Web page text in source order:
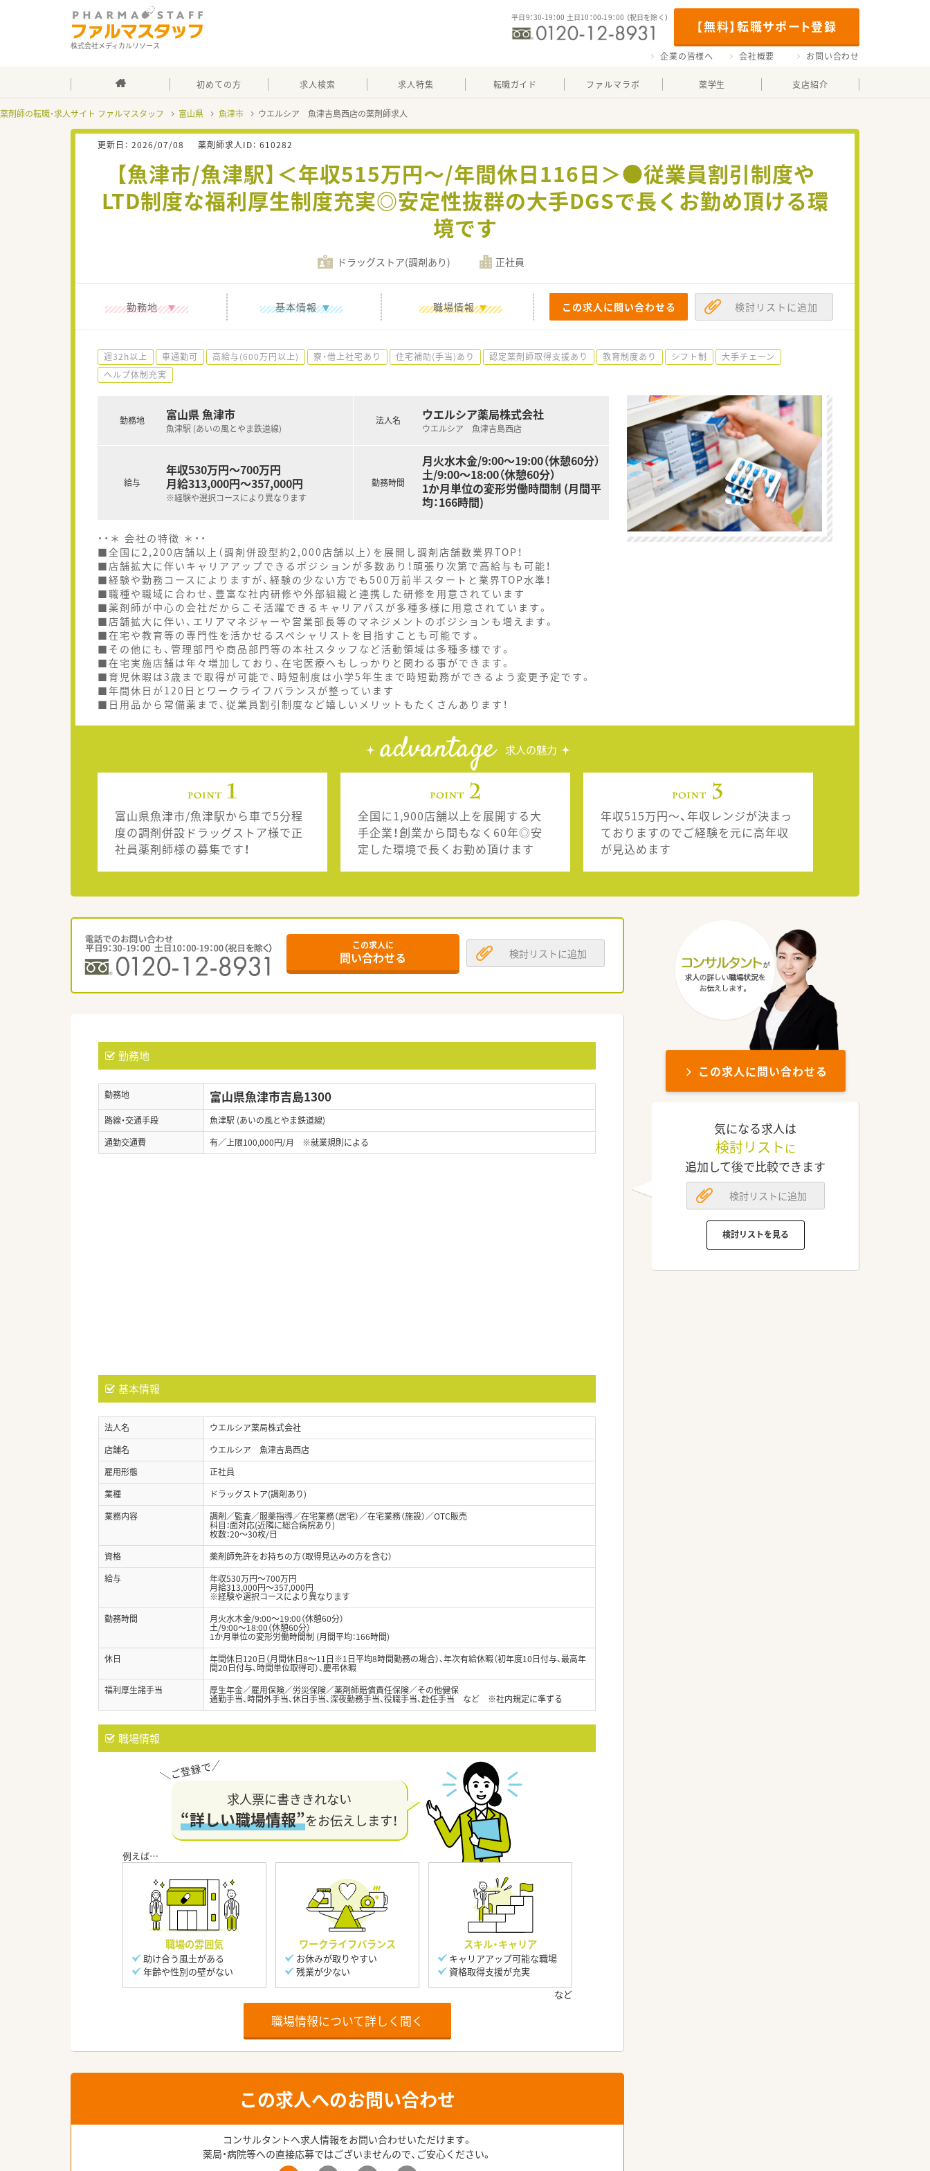
株式会社メディカルリソース
【無料】転職サポート登録
平日9：30-19：00 土日10：00-19：00 （祝日を除く）
企業の皆様へ 会社概要 お問い合わせ
初めての方 求人検索 求人特集 転職ガイド ファルマラボ 薬学生 支店紹介
薬剤師の転職・求人サイト ファルマスタッフ 富山県 魚津市 ウエルシア 魚津吉島西店の薬剤師求人
更新日： 2026/07/08 薬剤師求人ID： 610282
【魚津市/魚津駅】＜年収515万円～/年間休日116日＞●従業員割引制度や
LTD制度な福利厚生制度充実◎安定性抜群の大手DGSで長くお勤め頂ける環
境です
ドラッグストア(調剤あり) 正社員
勤務地 基本情報 職場情報 この求人に問い合わせる 検討リストに追加
週32h以上 車通勤可 高給与(600万円以上) 寮・借上社宅あり 住宅補助(手当)あり 認定薬剤師取得支援あり 教育制度あり シフト制
大手チェーン
ヘルプ体制充実
勤務地 富山県 魚津市
魚津駅 (あいの風とやま鉄道線)
給与
年収530万円～700万円
月給313,000円～357,000円
※経験や選択コースにより異なります
法人名 ウエルシア薬局株式会社
ウエルシア 魚津吉島西店
勤務時間
月火水木金/9:00～19:00（休憩60分）
土/9:00～18:00（休憩60分）
1か月単位の変形労働時間制 (月間平
均：166時間)
・・＊ 会社の特徴 ＊・・
■全国に2,200店舗以上（調剤併設型約2,000店舗以上）を展開し調剤店舗数業界TOP！
■店舗拡大に伴いキャリアアップできるポジションが多数あり！頑張り次第で高給与も可能！
■経験や勤務コースによりますが、経験の少ない方でも500万前半スタートと業界TOP水準！
■職種や職域に合わせ、豊富な社内研修や外部組織と連携した研修を用意されています
■薬剤師が中心の会社だからこそ活躍できるキャリアパスが多種多様に用意されています。
■店舗拡大に伴い、エリアマネジャーや営業部長等のマネジメントのポジションも増えます。
■在宅や教育等の専門性を活かせるスペシャリストを目指すことも可能です。
■その他にも、管理部門や商品部門等の本社スタッフなど活動領域は多種多様です。
■在宅実施店舗は年々増加しており、在宅医療へもしっかりと関わる事ができます。
■育児休暇は3歳まで取得が可能で、時短制度は小学5年生まで時短勤務ができるよう変更予定です。
■年間休日が120日とワークライフバランスが整っています
■日用品から常備薬まで、従業員割引制度など嬉しいメリットもたくさんあります！
advantage 求人の魅力
富山県魚津市/魚津駅から車で5分程
度の調剤併設ドラッグストア様で正
社員薬剤師様の募集です！
全国に1,900店舗以上を展開する大
手企業！創業から間もなく60年◎安
定した環境で長くお勤め頂けます
年収515万円～、年収レンジが決まっ
ておりますのでご経験を元に高年収
が見込めます
この求人に
問い合わせる 検討リストに追加
勤務地
勤務地 富山県魚津市吉島1300
路線・交通手段
魚津駅 (あいの風とやま鉄道線)
通勤交通費
有／上限100,000円/月 ※就業規則による
基本情報
法人名
ウエルシア薬局株式会社
店舗名
ウエルシア 魚津吉島西店
雇用形態
正社員
業種
ドラッグストア(調剤あり)
業務内容
調剤／監査／服薬指導／在宅業務（居宅）／在宅業務（施設）／OTC販売
科目：面対応(近隣に総合病院あり)
枚数：20～30枚/日
資格
薬剤師免許をお持ちの方（取得見込みの方を含む）
給与
年収530万円～700万円
月給313,000円～357,000円
※経験や選択コースにより異なります
勤務時間
月火水木金/9:00～19:00（休憩60分）
土/9:00～18:00（休憩60分）
1か月単位の変形労働時間制 (月間平均：166時間)
休日
年間休日120日（月間休日8～11日※1日平均8時間勤務の場合）、年次有給休暇（初年度10日付与、最高年
間20日付与、時間単位取得可）、慶弔休暇
福利厚生諸手当
厚生年金／雇用保険／労災保険／薬剤師賠償責任保険／その他健保
通勤手当、時間外手当、休日手当、深夜勤務手当、役職手当、赴任手当 など ※社内規定に準ずる
職場情報
求人票に書ききれない
“詳しい職場情報”をお伝えします！
職場の雰囲気
助け合う風土がある
年齢や性別の壁がない
ワークライフバランス
お休みが取りやすい
残業が少ない
スキル・キャリア
キャリアアップ可能な職場
資格取得支援が充実
職場情報について詳しく聞く
この求人へのお問い合わせ
コンサルタントへ求人情報をお問い合わせいただけます。
薬局・病院等への直接応募ではございませんので、ご安心ください。
この求人に問い合わせる
気になる求人は
検討リスト に
追加して後で比較できます
検討リストに追加
検討リストを見る